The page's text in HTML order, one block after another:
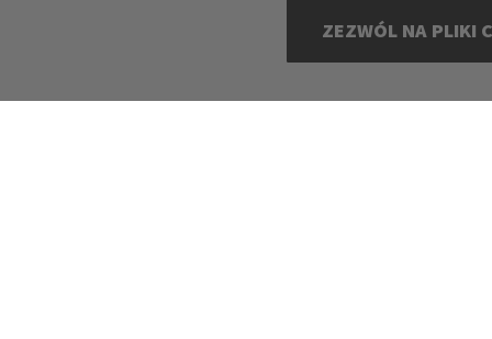
Copyright © 2016-2026 dagmarfischer mode. Wszelkie prawa zastrzeżone.
ZEZWÓL NA PLIKI